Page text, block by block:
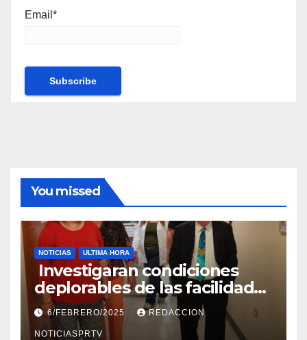
Email*
You missed
NOTICIAS ULTIMA HORA
Investigaran condiciones
deplorables de las facilidades
el Departamento de la Salud
en Mayagüez
6/FEBRERO/2025 REDACCION
NOTICIASPRTV